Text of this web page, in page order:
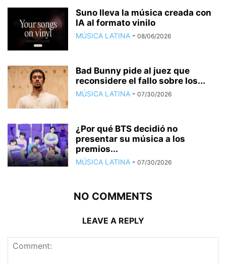
Suno lleva la música creada con
IA al formato vinilo
MÚSICA LATINA - 08/06/2026
Bad Bunny pide al juez que
reconsidere el fallo sobre los...
MÚSICA LATINA - 07/30/2026
¿Por qué BTS decidió no
presentar su música a los
premios...
MÚSICA LATINA - 07/30/2026
NO COMMENTS
LEAVE A REPLY